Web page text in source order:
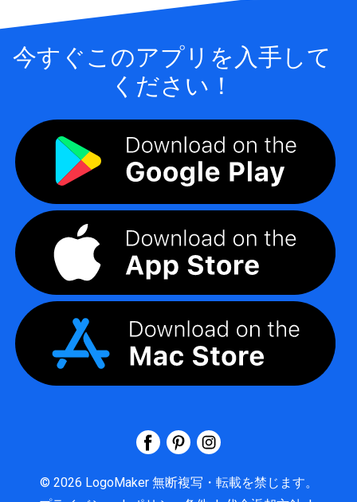
今すぐこのアプリを入手して
ください！
© 2026 LogoMaker 無断複写・転載を禁じます。